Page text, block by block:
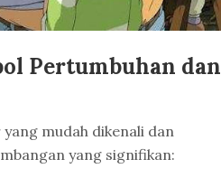
Pertumbuhan dan
mudah dikenali dan
yang signifikan: